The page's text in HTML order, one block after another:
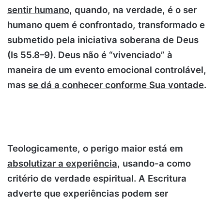
sentir humano, quando, na verdade, é o ser
humano quem é confrontado, transformado e
submetido pela iniciativa soberana de Deus
(Is 55.8–9). Deus não é “vivenciado” à
maneira de um evento emocional controlável,
mas se dá a conhecer conforme Sua vontade.
Teologicamente, o perigo maior está em
absolutizar a experiência, usando-a como
critério de verdade espiritual. A Escritura
adverte que experiências podem ser